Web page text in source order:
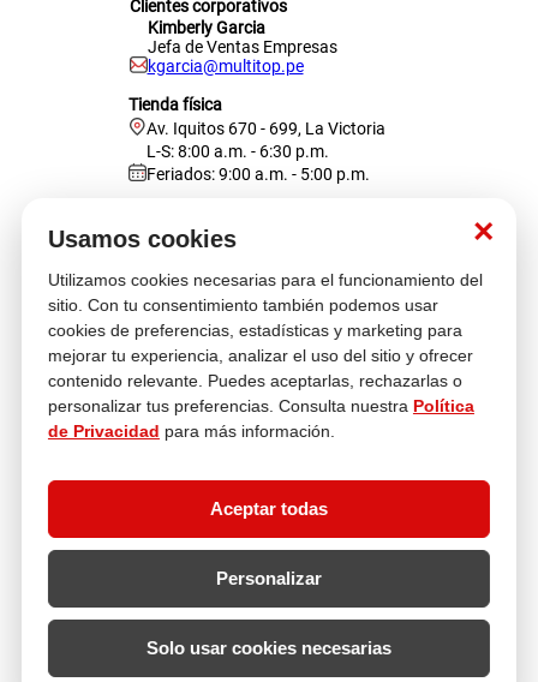
×
Usamos cookies
Utilizamos cookies necesarias para el funcionamiento del
sitio. Con tu consentimiento también podemos usar
cookies de preferencias, estadísticas y marketing para
mejorar tu experiencia, analizar el uso del sitio y ofrecer
contenido relevante. Puedes aceptarlas, rechazarlas o
personalizar tus preferencias. Consulta nuestra Política
de Privacidad para más información.
Aceptar todas
Personalizar
Solo usar cookies necesarias
Clientes corporativos
Kimberly Garcia
Jefa de Ventas Empresas
kgarcia@multitop.pe
Tienda física
Av. Iquitos 670 - 699, La Victoria
L-S: 8:00 a.m. - 6:30 p.m.
Feriados: 9:00 a.m. - 5:00 p.m.
Atención al cliente
Descubre más